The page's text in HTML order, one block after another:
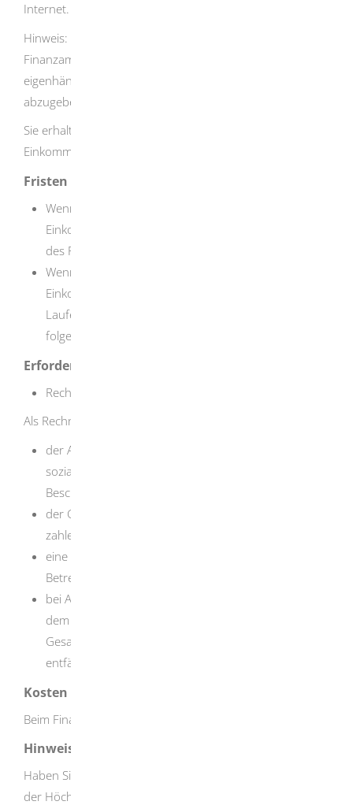
Internet.
Hinweis: Steuererklärungen per E-Mail nimmt das
Finanzamt nicht an. Sie müssen Ihre Steuererklärung
eigenhändig unterschreiben, um sie fristgerecht
abzugeben.
Sie erhalten einen schriftlichen
Einkommensteuerbescheid per Post.
Fristen
Wenn Sie zur Abgabe einer
Einkommensteuererklärung verpflichtet sind: 31. Juli
des Folgejahres
Wenn Sie nicht zur Abgabe einer
Einkommensteuererklärung verpflichtet sind: im
Laufe der auf das zu veranlagende Steuerjahr
folgenden vier Jahre
Erforderliche Unterlagen
Rechnung
Als Rechnung gelten auch:
der Arbeitsvertrag bei einem
sozialversicherungspflichtigen
Beschäftigungsverhältnis oder einem Minijob
der Gebührenbescheid, zum Beispiel über die zu
zahlenden Kindergartengebühren
eine Quittung, etwa über Nebenkosten zur
Betreuung
bei Au-pair-Verhältnissen der Au-pair-Vertrag, aus
dem ersichtlich ist, welcher Anteil der
Gesamtaufwendungen auf die Kinderbetreuung
entfällt
Kosten
Beim Finanzamt entstehen Ihnen keine Kosten.
Hinweise
Haben Sie als Eltern keinen gemeinsamen Haushalt, steht
der Höchstbetrag dem Elternteil zu, zu dessen Haushalt